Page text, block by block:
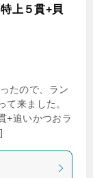
上５貫+貝
たので、ラン
来ました。
+追いかつおラ